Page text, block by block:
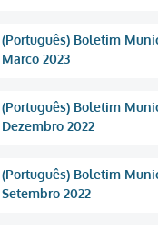
(Português) Boletim
Março 2023
(Português) Boletim
Dezembro 2022
(Português) Boletim
Setembro 2022